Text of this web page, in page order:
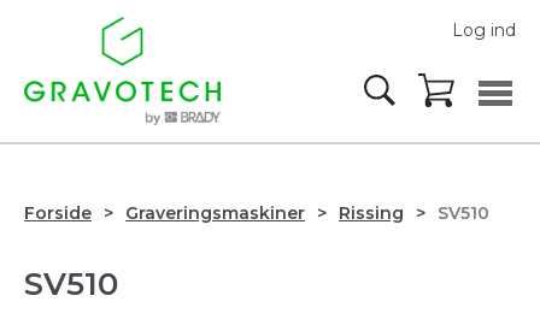
Log ind
Forside Graveringsmaskiner Rissing SV510
SV510